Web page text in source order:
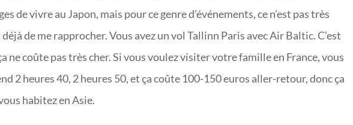
de vivre au Japon, mais pour ce genre d’événements, ce n’est pas très
de me rapprocher. Vous avez un vol Tallinn Paris avec Air Baltic. C’est
ne coûte pas très cher. Si vous voulez visiter votre famille en France, vous
2 heures 40, 2 heures 50, et ça coûte 100-150 euros aller-retour, donc ça
habitez en Asie.